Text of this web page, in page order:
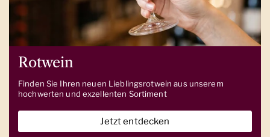
Rotwein
Finden Sie Ihren neuen Lieblingsrotwein aus unserem
hochwerten und exzellenten Sortiment
Jetzt entdecken